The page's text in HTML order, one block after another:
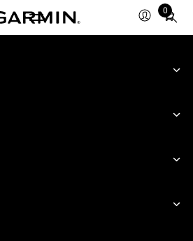
0
Total
items
cart: